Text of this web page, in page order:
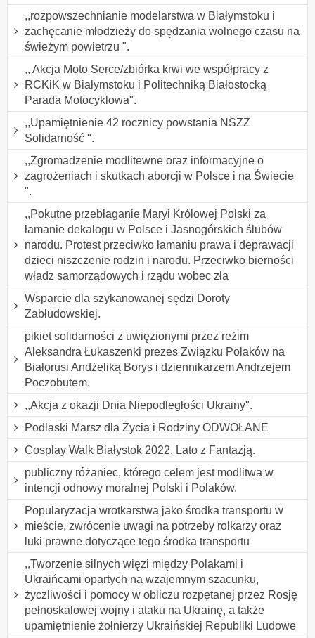
,,rozpowszechnianie modelarstwa w Białymstoku i
zachęcanie młodzieży do spędzania wolnego czasu na
świeżym powietrzu ".
,, Akcja Moto Serce/zbiórka krwi we współpracy z
RCKiK w Białymstoku i Politechniką Białostocką
Parada Motocyklowa".
,,Upamiętnienie 42 rocznicy powstania NSZZ
Solidarność ".
,,Zgromadzenie modlitewne oraz informacyjne o
zagrożeniach i skutkach aborcji w Polsce i na Świecie
".
,,Pokutne przebłaganie Maryi Królowej Polski za
łamanie dekalogu w Polsce i Jasnogórskich ślubów
narodu. Protest przeciwko łamaniu prawa i deprawacji
dzieci niszczenie rodzin i narodu. Przeciwko bierności
władz samorządowych i rządu wobec zła
Wsparcie dla szykanowanej sędzi Doroty
Zabłudowskiej.
pikiet solidarności z uwięzionymi przez reżim
Aleksandra Łukaszenki prezes Związku Polaków na
Białorusi Andżeliką Borys i dziennikarzem Andrzejem
Poczobutem.
,,Akcja z okazji Dnia Niepodległości Ukrainy".
Podlaski Marsz dla Życia i Rodziny ODWOŁANE
Cosplay Walk Białystok 2022, Lato z Fantazją.
publiczny różaniec, którego celem jest modlitwa w
intencji odnowy moralnej Polski i Polaków.
Popularyzacja wrotkarstwa jako środka transportu w
mieście, zwrócenie uwagi na potrzeby rolkarzy oraz
luki prawne dotyczące tego środka transportu
,,Tworzenie silnych więzi między Polakami i
Ukraińcami opartych na wzajemnym szacunku,
życzliwości i pomocy w obliczu rozpętanej przez Rosję
pełnoskalowej wojny i ataku na Ukrainę, a także
upamiętnienie żołnierzy Ukraińskiej Republiki Ludowe